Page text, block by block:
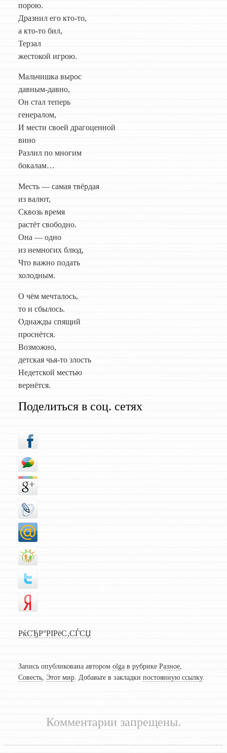
порою.
Дразнил его кто-то,
а кто-то бил,
Терзал
жестокой игрою.
Мальчишка вырос
давным-давно,
Он стал теперь
генералом,
И мести своей драгоценной
вино
Разлил по многим
бокалам…
Месть — самая твёрдая
из валют,
Сквозь время
растёт свободно.
Она — одно
из немногих блюд,
Что важно подать
холодным.
О чём мечталось,
то и сбылось.
Однажды спящий
проснётся.
Возможно,
детская чья-то злость
Недетской местью
вернётся.
Поделиться в соц. сетях
РќСЂР°РІРёС‚СЃСЏ
Запись опубликована автором olgaв рубрике Разное,
Совесть, Этот мир. Добавьте в закладки постоянную ссылку.
Комментарии запрещены.